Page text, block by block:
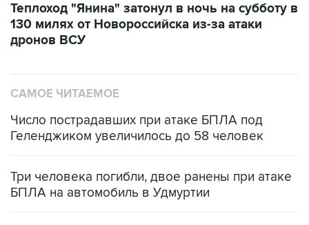
Теплоход "Янина" затонул в ночь на субботу в
130 милях от Новороссийска из-за атаки
дронов ВСУ
САМОЕ ЧИТАЕМОЕ
Число пострадавших при атаке БПЛА под
Геленджиком увеличилось до 58 человек
Три человека погибли, двое ранены при атаке
БПЛА на автомобиль в Удмуртии